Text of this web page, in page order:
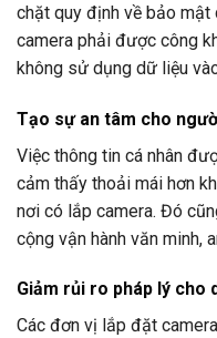
chặt quy định về bảo mật
camera phải được công
không sử dụng dữ liệu
Tạo sự an tâm cho
Việc thông tin cá nhân
cảm thấy thoải mái hơn
nơi có lắp camera. Đó
cộng vận hành văn minh,
Giảm rủi ro pháp lý cho
Các đơn vị lắp đặt